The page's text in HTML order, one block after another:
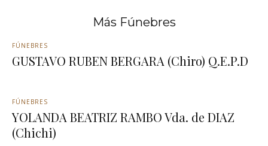
Más Fúnebres
FÚNEBRES
GUSTAVO RUBEN BERGARA (Chiro) Q.E.P.D
FÚNEBRES
YOLANDA BEATRIZ RAMBO Vda. de DIAZ
(Chichi)